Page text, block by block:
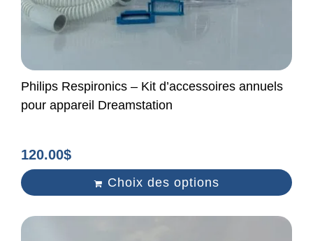
Philips Respironics – Kit d’accessoires annuels
pour appareil Dreamstation
120.00$
Choix des options